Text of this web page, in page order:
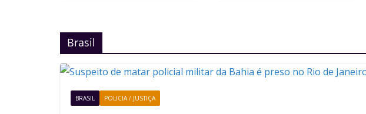
Brasil
BRASIL POLICIA / JUSTIÇA